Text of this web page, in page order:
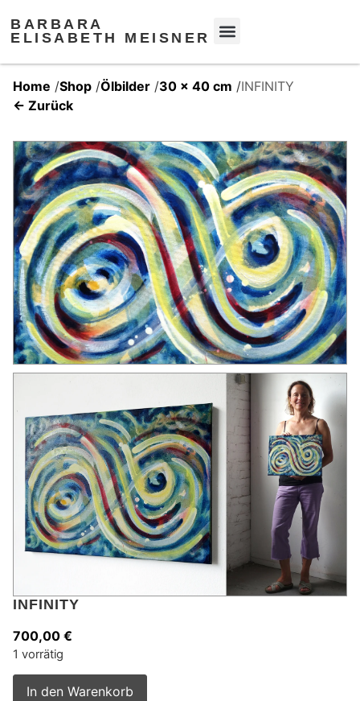
BARBARA
ELISABETH MEISNER
Home /Shop /Ölbilder /30 x 40 cm /INFINITY
← Zurück
INFINITY
700,00 €
1 vorrätig
In den Warenkorb